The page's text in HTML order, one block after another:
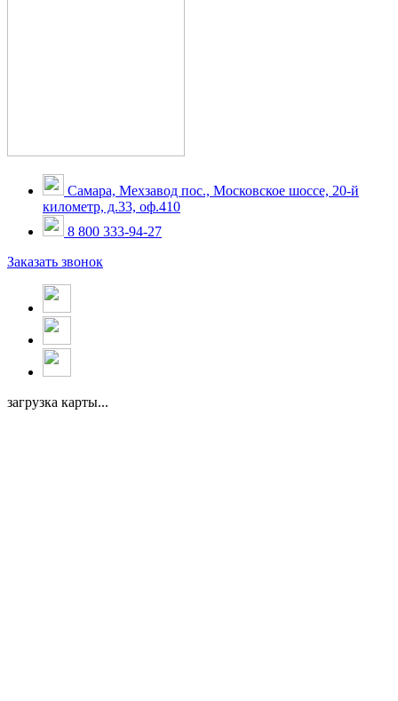
Самара, Мехзавод пос., Московское шоссе, 20-й
километр, д.33, оф.410
8 800 333-94-27
Заказать звонок
загрузка карты...